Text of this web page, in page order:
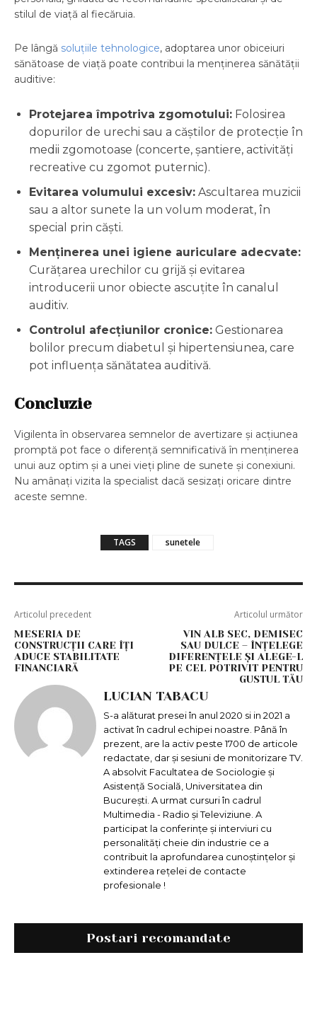
stilul de viață al fiecăruia.
Pe lângă soluțiile tehnologice, adoptarea unor obiceiuri
sănătoase de viață poate contribui la menținerea sănătății
auditive:
Protejarea împotriva zgomotului: Folosirea
dopurilor de urechi sau a căștilor de protecție în
medii zgomotoase (concerte, șantiere, activități
recreative cu zgomot puternic).
Evitarea volumului excesiv: Ascultarea muzicii
sau a altor sunete la un volum moderat, în
special prin căști.
Menținerea unei igiene auriculare adecvate:
Curățarea urechilor cu grijă și evitarea
introducerii unor obiecte ascuțite în canalul
auditiv.
Controlul afecțiunilor cronice: Gestionarea
bolilor precum diabetul și hipertensiunea, care
pot influența sănătatea auditivă.
Concluzie
Vigilenta în observarea semnelor de avertizare și acțiunea
promptă pot face o diferență semnificativă în menținerea
unui auz optim și a unei vieți pline de sunete și conexiuni.
Nu amânați vizita la specialist dacă sesizați oricare dintre
aceste semne.
TAGS sunetele
Articolul precedent
MESERIA DE
CONSTRUCȚII CARE ÎȚI
ADUCE STABILITATE
FINANCIARĂ
Articolul următor
VIN ALB SEC, DEMISEC
SAU DULCE – ÎNȚELEGE
DIFERENȚELE ȘI ALEGE-L
PE CEL POTRIVIT PENTRU
GUSTUL TĂU
LUCIAN TABACU
S-a alăturat presei în anul 2020 si in 2021 a
activat în cadrul echipei noastre. Până în
prezent, are la activ peste 1700 de articole
redactate, dar și sesiuni de monitorizare TV.
A absolvit Facultatea de Sociologie și
Asistență Socială, Universitatea din
București. A urmat cursuri în cadrul
Multimedia - Radio și Televiziune. A
participat la conferințe și interviuri cu
personalități cheie din industrie ce a
contribuit la aprofundarea cunoștințelor și
extinderea rețelei de contacte
profesionale !
Postari recomandate